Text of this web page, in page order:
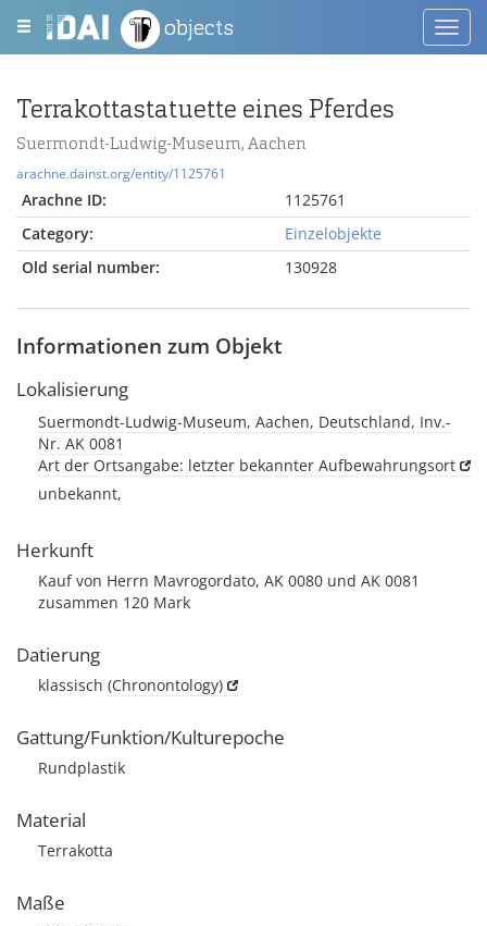
objects
Terrakottastatuette eines Pferdes
Suermondt-Ludwig-Museum, Aachen
arachne.dainst.org/entity/1125761
Arachne ID:
1125761
Category:
Einzelobjekte
Old serial number:
130928
Informationen zum Objekt
Lokalisierung
Suermondt-Ludwig-Museum, Aachen, Deutschland, Inv.-
Nr. AK 0081
Art der Ortsangabe: letzter bekannter Aufbewahrungsort
unbekannt,
Herkunft
Kauf von Herrn Mavrogordato, AK 0080 und AK 0081
zusammen 120 Mark
Datierung
klassisch (Chronontology)
Gattung/Funktion/Kulturepoche
Rundplastik
Material
Terrakotta
Maße